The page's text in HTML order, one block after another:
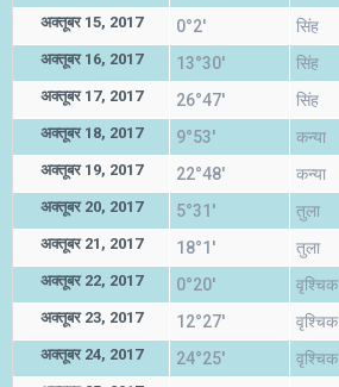
अक्तूबर 15, 2017 0°2' सिंह
अक्तूबर 16, 2017 13°30' सिंह
अक्तूबर 17, 2017 26°47' सिंह
अक्तूबर 18, 2017 9°53' कन्या
अक्तूबर 19, 2017 22°48' कन्या
अक्तूबर 20, 2017 5°31' तुला
अक्तूबर 21, 2017 18°1' तुला
अक्तूबर 22, 2017 0°20' वृश्चिक
अक्तूबर 23, 2017 12°27' वृश्चिक
अक्तूबर 24, 2017 24°25' वृश्चिक